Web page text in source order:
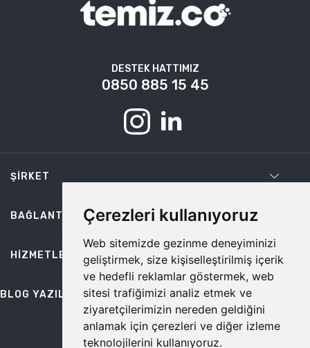
Çerezleri kullanıyoruz
Web sitemizde gezinme deneyiminizi
geliştirmek, size kişiselleştirilmiş içerik
ve hedefli reklamlar göstermek, web
sitesi trafiğimizi analiz etmek ve
ziyaretçilerimizin nereden geldiğini
anlamak için çerezleri ve diğer izleme
teknolojilerini kullanıyoruz.
DESTEK HATTIMIZ
0850 885 15 45
ŞIRKET
BAĞLANTILAR
HIZMETLER
BLOG YAZILARI
bilgi@temiz.co